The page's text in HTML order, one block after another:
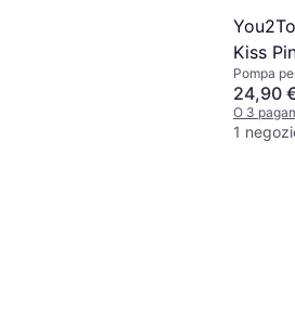
Kiss
Pompa
24,90
O 3
1